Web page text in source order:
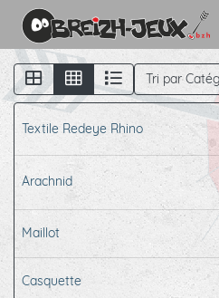
Tri par
Textile Redeye Rhino
Arachnid
Maillot
Casquette